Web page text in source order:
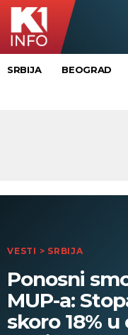
SRBIJA BEOGRAD
VESTI > SRBIJA
Ponosni
MUP-a:
skoro 18%